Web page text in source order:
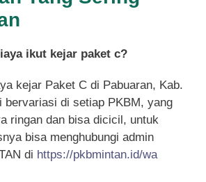
ikut kejar paket c?
kejar Paket C di Pabuaran, Kab.
bervariasi di setiap PKBM, yang
ringan dan bisa dicicil, untuk
bisa menghubungi admin
di https://pkbmintan.id/wa